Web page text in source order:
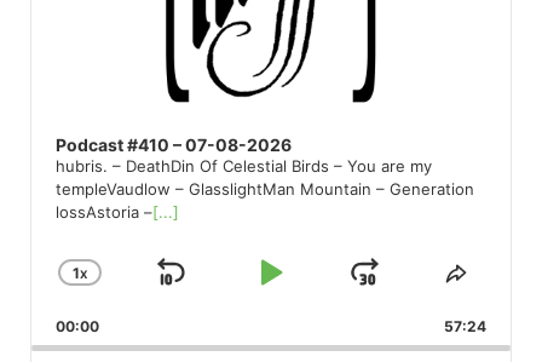
Podcast #410 – 07-08-2026
hubris. – DeathDin Of Celestial Birds – You are my
templeVaudlow – GlasslightMan Mountain – Generation
lossAstoria –[...]
CHANGE
RATE
1X
SKIP
PLAYJUMP
FORWARD
SHARE
00:00 57:24